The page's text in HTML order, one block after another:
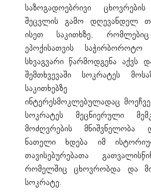
საზოგადოებრივი ცხოვრების
შეცვლის გამო დღევანდელ
ისეთ საკითხზე,
ეპოქისათვის
სხვაგვარი წარმოდგენა აქვს
შემთხვევაში სოკრატეს
საკითხებზე
ინტერესმოკლებულადაც
სოკრატეს მეცნიერული
მოძღვრების მნიშვნელობა
ნათელი ხდება იმ
თავისებურებათა
რომელშიც ცხოვრობდა და
სოკრატე.